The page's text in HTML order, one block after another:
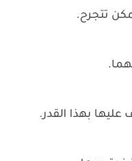
تتجرح.
بهذا القدر.